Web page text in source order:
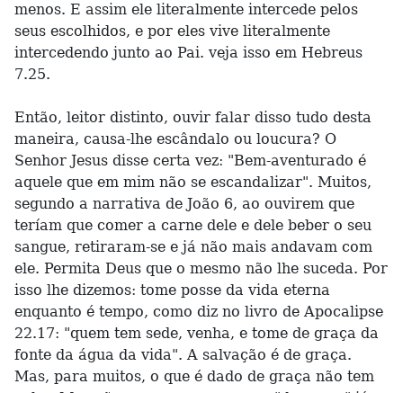
menos. E assim ele literalmente intercede pelos
seus escolhidos, e por eles vive literalmente
intercedendo junto ao Pai. veja isso em Hebreus
7.25.
Então, leitor distinto, ouvir falar disso tudo desta
maneira, causa-lhe escândalo ou loucura? O
Senhor Jesus disse certa vez: "Bem-aventurado é
aquele que em mim não se escandalizar". Muitos,
segundo a narrativa de João 6, ao ouvirem que
teríam que comer a carne dele e dele beber o seu
sangue, retiraram-se e já não mais andavam com
ele. Permita Deus que o mesmo não lhe suceda. Por
isso lhe dizemos: tome posse da vida eterna
enquanto é tempo, como diz no livro de Apocalipse
22.17: "quem tem sede, venha, e tome de graça da
fonte da água da vida". A salvação é de graça.
Mas, para muitos, o que é dado de graça não tem